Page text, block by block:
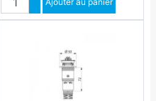
Diminuer quantité